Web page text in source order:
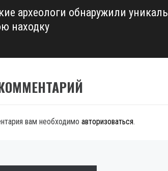
археологи обнаружили
находку
вам необходимо авторизоваться.